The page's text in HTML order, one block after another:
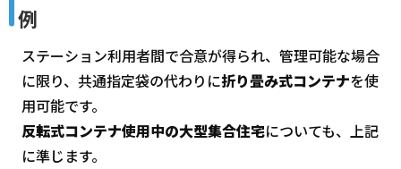
例
ステーション利用者間で合意が得られ、管理可能な場合
に限り、共通指定袋の代わりに折り畳み式コンテナを使
用可能です。
反転式コンテナ使用中の大型集合住宅についても、上記
に準じます。